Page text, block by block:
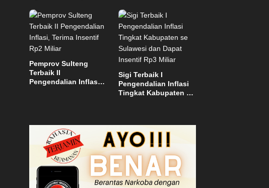
Kampung Sawah
Abadi di Bulutana
Sulsel
Pemprov Sulteng
Terbaik II
Pengendalian Inflasi,
Sigi Terbaik I
Pengendalian Inflasi
Tingkat Kabupaten se